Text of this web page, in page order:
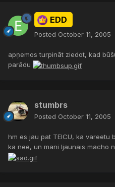
EDD
Posted October 11, 2005
apņemos turpināt ziedot, kad
parādu
stumbrs
Posted October 11, 2005
hm es jau pat TEICU, ka vareetu
ka nee, un mani ljaunais macho